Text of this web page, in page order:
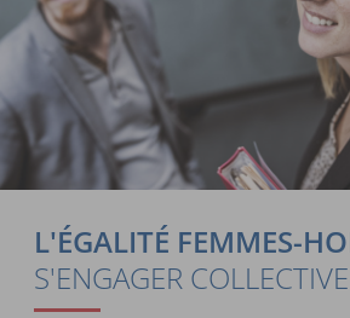
L'ÉGALITÉ FEMMES-
S'ENGAGER